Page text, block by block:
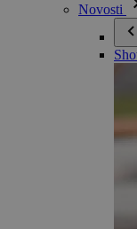
Novosti